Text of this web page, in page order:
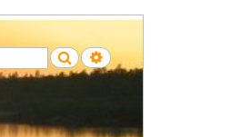
Etsi Tarkennettu haku